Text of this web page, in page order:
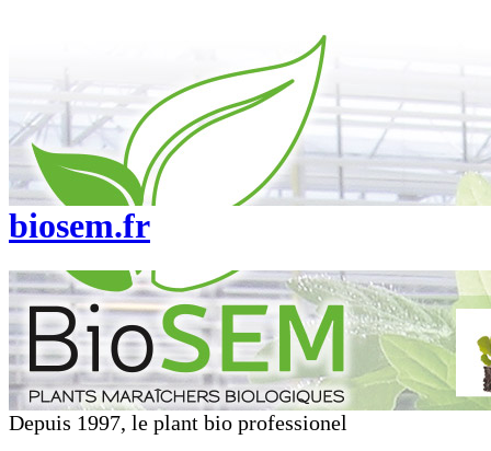
biosem.fr
Depuis 1997, le plant bio professionel